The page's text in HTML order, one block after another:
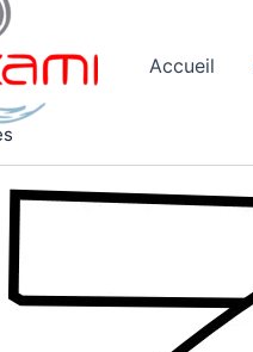
Accueil